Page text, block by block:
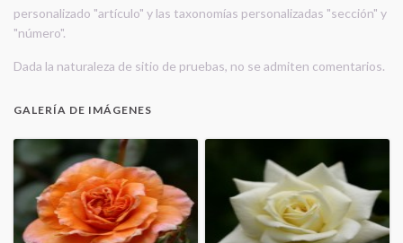
personalizado "artículo" y las taxonomías personalizadas "sección" y
"número".
Dada la naturaleza de sitio de pruebas, no se admiten comentarios.
GALERÍA DE IMÁGENES